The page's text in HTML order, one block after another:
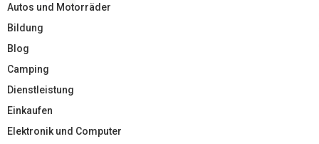
Autos und Motorräder
Bildung
Blog
Camping
Dienstleistung
Einkaufen
Elektronik und Computer